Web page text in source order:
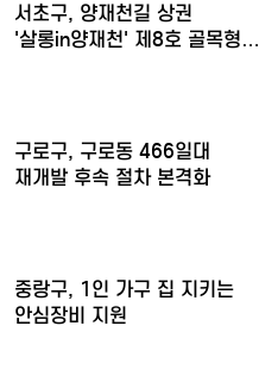
서초구, 양재천길 상권
'살롱in양재천' 제8호 골목형…
구로구, 구로동 466일대
재개발 후속 절차 본격화
중랑구, 1인 가구 집 지키는
안심장비 지원